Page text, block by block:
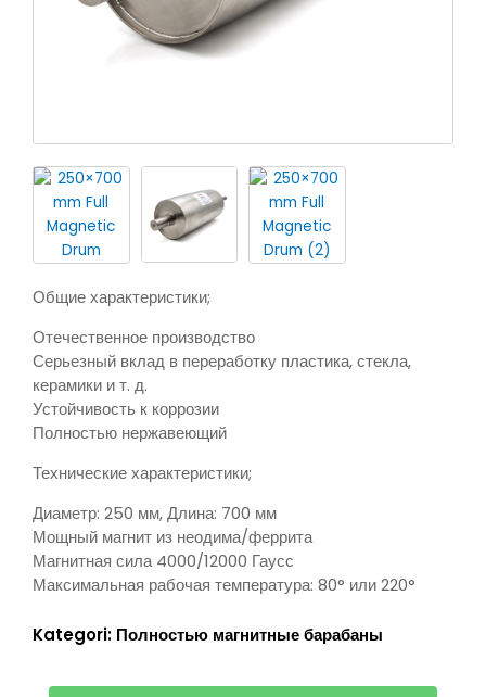
Общие характеристики;
Отечественное производство
Серьезный вклад в переработку пластика, стекла,
керамики и т. д.
Устойчивость к коррозии
Полностью нержавеющий
Технические характеристики;
Диаметр: 250 мм, Длина: 700 мм
Мощный магнит из неодима/феррита
Магнитная сила 4000/12000 Гаусс
Максимальная рабочая температура: 80° или 220°
Kategori: Полностью магнитные барабаны